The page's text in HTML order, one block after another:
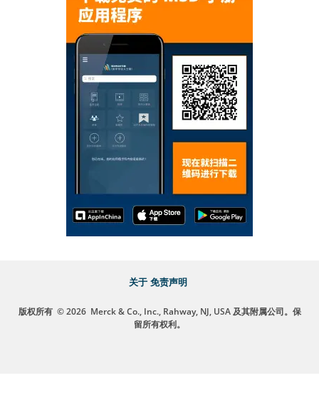
关于 免责声明
版权所有 © 2026 Merck & Co., Inc., Rahway, NJ, USA 及其附属公司。保
留所有权利。